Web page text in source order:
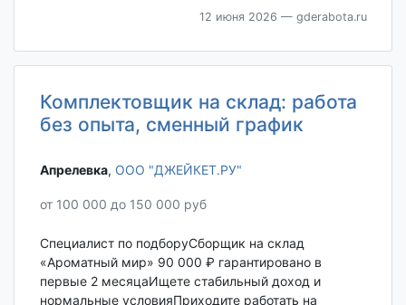
12 июня 2026 — gderabota.ru
Комплектовщик на склад: работа
без опыта, сменный график
Апрелевка‎, ООО "ДЖЕЙКЕТ.РУ"
от 100 000 до 150 000 руб
Специалист по подборуСборщик на склад
«Ароматный мир» 90 000 ₽ гарантировано в
первые 2 месяцаИщете стабильный доход и
нормальные условияПриходите работать на